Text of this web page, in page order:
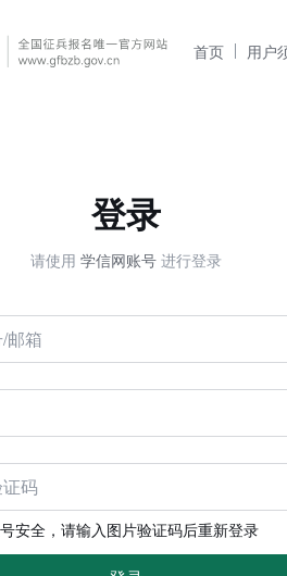
首页 用户
登录
请使用 学信网账号进行登录
安全，请输入图片验证码后重新登录